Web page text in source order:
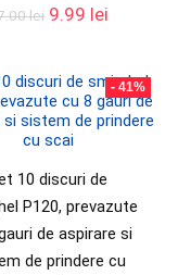
lei 9.99 lei
- 41%
10 discuri de
P120, prevazute
de aspirare si
de prindere cu